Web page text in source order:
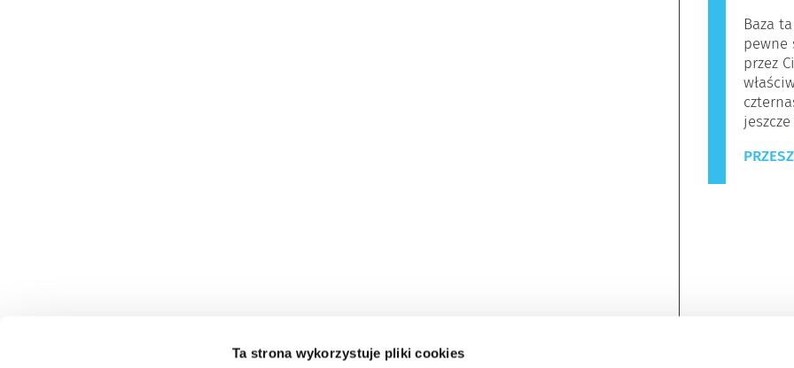
Ta strona wykorzystuje pliki cookies
Baza
pewne
przez